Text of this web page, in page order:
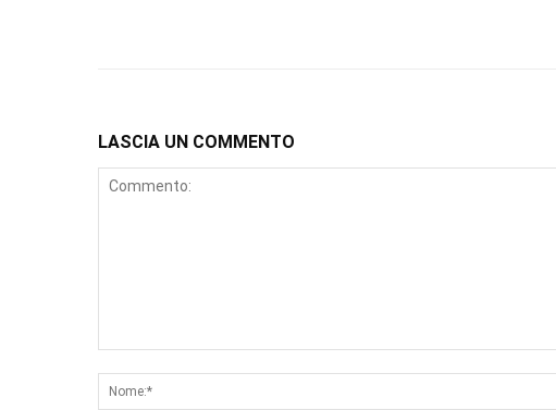
LASCIA UN COMMENTO